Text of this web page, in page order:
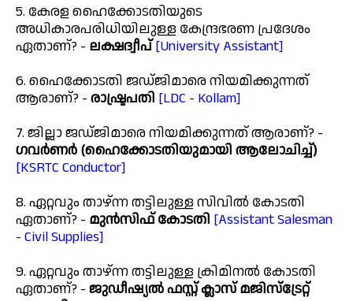
5. കേരള ഹൈക്കോടതിയുടെ
അധികാരപരിധിയിലുള്ള കേന്ദ്രഭരണ പ്രദേശം
ഏതാണ്? - ലക്ഷദ്വീപ് [University Assistant]
6. ഹൈക്കോടതി ജഡ്ജിമാരെ നിയമിക്കുന്നത്
ആരാണ്? - രാഷ്ട്രപതി [LDC - Kollam]
7. ജില്ലാ ജഡ്ജിമാരെ നിയമിക്കുന്നത് ആരാണ്? -
ഗവർണർ (ഹൈക്കോടതിയുമായി ആലോചിച്ച്)
[KSRTC Conductor]
8. ഏറ്റവും താഴ്ന്ന തട്ടിലുള്ള സിവിൽ കോടതി
ഏതാണ്? - മുൻസിഫ് കോടതി [Assistant Salesman
- Civil Supplies]
9. ഏറ്റവും താഴ്ന്ന തട്ടിലുള്ള ക്രിമിനൽ കോടതി
ഏതാണ്? - ജുഡീഷ്യൽ ഫസ്റ്റ് ക്ലാസ് മജിസ്ട്രേറ്റ്